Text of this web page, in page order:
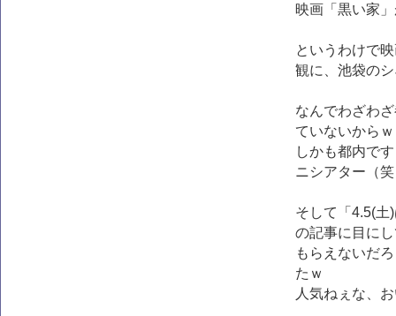
映画「黒い家
というわけで
観に、池袋の
なんでわざわ
ていないからｗ
しかも都内で
ニシアター（
そして「4.5(土
の記事に目に
もらえないだ
たｗ
人気ねぇな、